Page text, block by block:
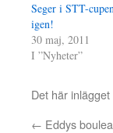
Seger i STT-
igen!
30 maj, 2011
I ”Nyheter”
Det här
← Eddys